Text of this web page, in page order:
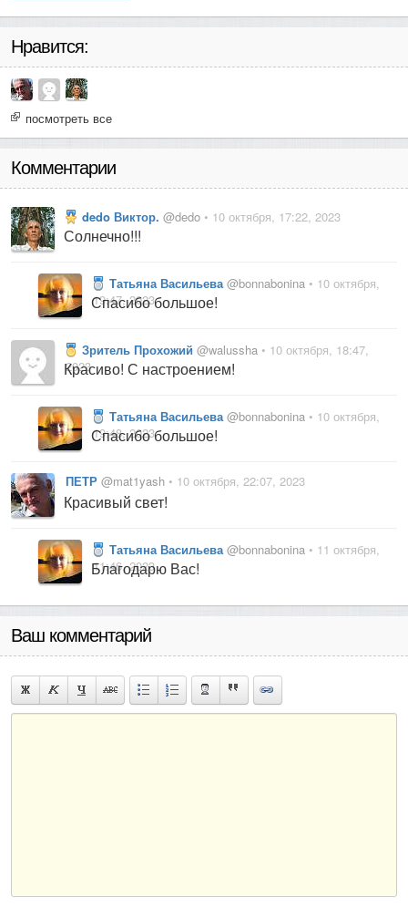
Нравится:
посмотреть все
Комментарии
dedo Виктор. @dedo • 10 октября, 17:22, 2023
Солнечно!!!
Татьяна Васильева @bonnabonina • 10 октября,
19:47, 2023
Спасибо большое!
Зритель Прохожий @walussha • 10 октября, 18:47,
2023
Красиво! С настроением!
Татьяна Васильева @bonnabonina • 10 октября,
19:48, 2023
Спасибо большое!
ПЕТР @mat1yash • 10 октября, 22:07, 2023
Красивый свет!
Татьяна Васильева @bonnabonina • 11 октября,
11:46, 2023
Благодарю Вас!
Ваш комментарий